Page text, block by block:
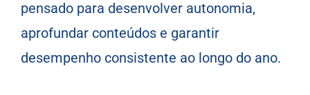
pensado para desenvolver autonomia,
aprofundar conteúdos e garantir
desempenho consistente ao longo do ano.